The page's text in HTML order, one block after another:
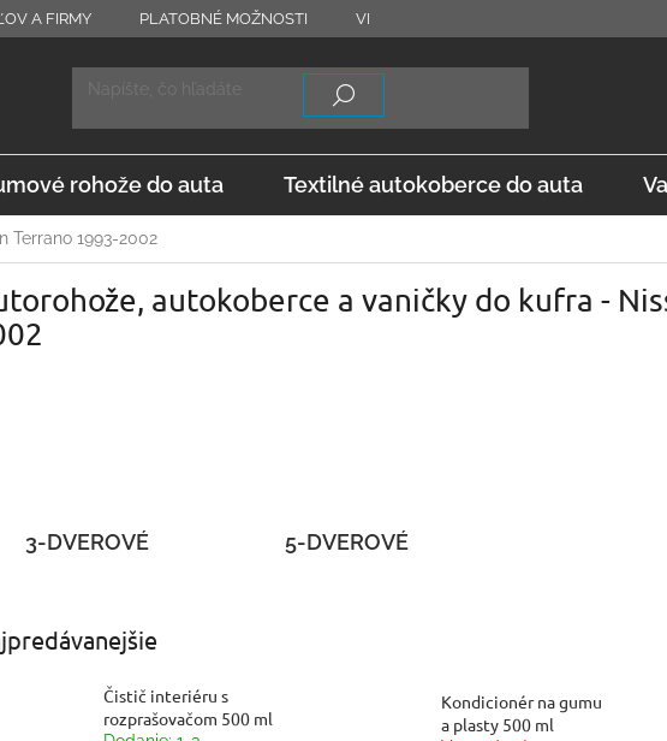
A FIRMY PLATOBNÉ MOŽNOSTI VRÁTENIE TOVARU
rohože do auta Textilné autokoberce do auta
Terrano 1993-2002
autokoberce a vaničky do kufra -
3-DVEROVÉ 5-DVEROVÉ
Čistič interiéru s
rozprašovačom 500 ml
Kondicionér na gumu
a plasty 500 ml